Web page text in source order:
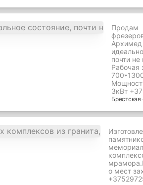
Продам
почти не
Рабочая
3кВт
Брестская
о мест